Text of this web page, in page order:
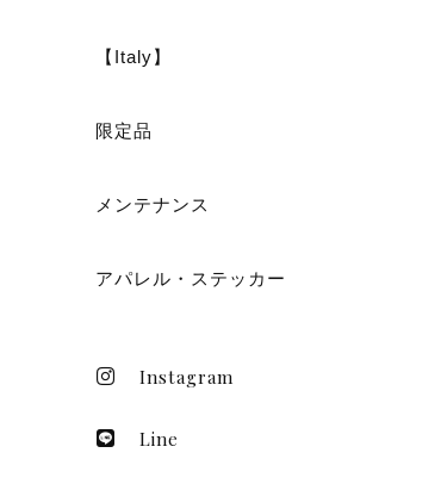
【Italy】
限定品
メンテナンス
アパレル・ステッカー
Instagram
Line